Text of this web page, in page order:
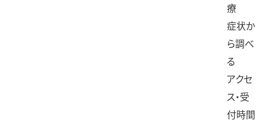
療
症状か
ら調べ
る
アクセ
ス・受
付時間